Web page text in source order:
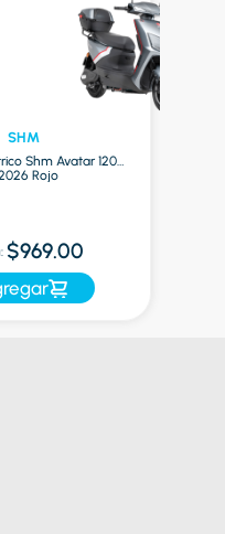
SHM
Shm Avatar 1200
Rojo
$969.00